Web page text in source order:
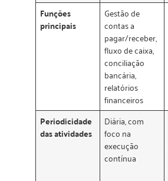
Funções
principais
Gestão de
contas a
pagar/receber,
fluxo de caixa,
conciliação
bancária,
relatórios
financeiros
Periodicidade
das atividades
Diária, com
foco na
execução
contínua